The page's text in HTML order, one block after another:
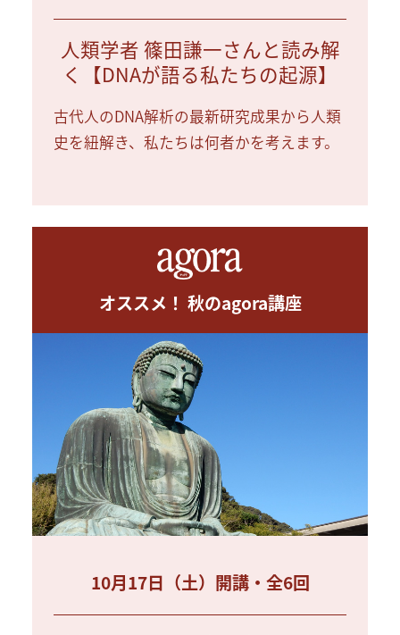
人類学者 篠田謙一さんと読み解
く【DNAが語る私たちの起源】
古代人のDNA解析の最新研究成果から人類
史を紐解き、私たちは何者かを考えます。
オススメ！ 秋のagora講座
10月17日（土）開講・全6回